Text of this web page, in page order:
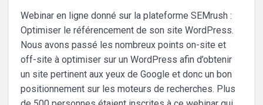
Webinar en ligne donné sur la plateforme SEMrush :
Optimiser le référencement de son site WordPress.
Nous avons passé les nombreux points on-site et
off-site à optimiser sur un WordPress afin d’obtenir
un site pertinent aux yeux de Google et donc un bon
positionnement sur les moteurs de recherches. Plus